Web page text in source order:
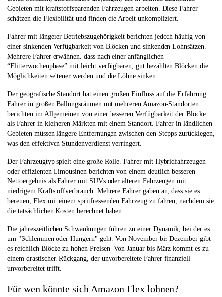
Gebieten mit kraftstoffsparenden Fahrzeugen arbeiten. Diese Fahrer
schätzen die Flexibilität und finden die Arbeit unkompliziert.
Fahrer mit längerer Betriebszugehörigkeit berichten jedoch häufig von
einer sinkenden Verfügbarkeit von Blöcken und sinkenden Lohnsätzen.
Mehrere Fahrer erwähnen, dass nach einer anfänglichen
“Flitterwochenphase” mit leicht verfügbaren, gut bezahlten Blöcken die
Möglichkeiten seltener werden und die Löhne sinken.
Der geografische Standort hat einen großen Einfluss auf die Erfahrung.
Fahrer in großen Ballungsräumen mit mehreren Amazon-Standorten
berichten im Allgemeinen von einer besseren Verfügbarkeit der Blöcke
als Fahrer in kleineren Märkten mit einem Standort. Fahrer in ländlichen
Gebieten müssen längere Entfernungen zwischen den Stopps zurücklegen,
was den effektiven Stundenverdienst verringert.
Der Fahrzeugtyp spielt eine große Rolle. Fahrer mit Hybridfahrzeugen
oder effizienten Limousinen berichten von einem deutlich besseren
Nettoergebnis als Fahrer mit SUVs oder älteren Fahrzeugen mit
niedrigem Kraftstoffverbrauch. Mehrere Fahrer gaben an, dass sie es
bereuen, Flex mit einem spritfressenden Fahrzeug zu fahren, nachdem sie
die tatsächlichen Kosten berechnet haben.
Die jahreszeitlichen Schwankungen führen zu einer Dynamik, bei der es
um "Schlemmen oder Hungern" geht. Von November bis Dezember gibt
es reichlich Blöcke zu hohen Preisen. Von Januar bis März kommt es zu
einem drastischen Rückgang, der unvorbereitete Fahrer finanziell
unvorbereitet trifft.
Für wen könnte sich Amazon Flex lohnen?